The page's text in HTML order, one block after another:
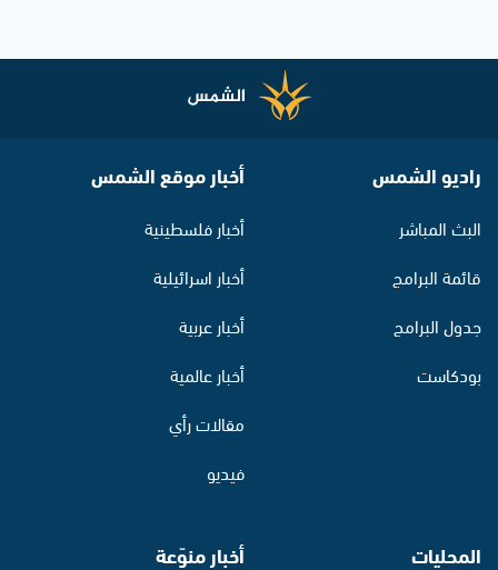
راديو الشمس
البث المباشر
قائمة البرامج
جدول البرامج
بودكاست
أخبار موقع الشمس
أخبار فلسطينية
أخبار اسرائيلية
أخبار عربية
أخبار عالمية
مقالات رأي
فيديو
المحليات أخبار منوّعة